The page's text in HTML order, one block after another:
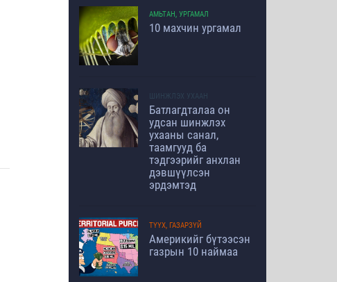
АМЬТАН, УРГАМАЛ
10 махчин ургамал
ШИНЖЛЭХ УХААН
Батлагдталаа он
удсан шинжлэх
ухааны санал,
таамгууд ба
тэдгээрийг анхлан
дэвшүүлсэн
эрдэмтэд
ТҮҮХ, ГАЗАРЗҮЙ
Америкийг бүтээсэн
газрын 10 наймаа